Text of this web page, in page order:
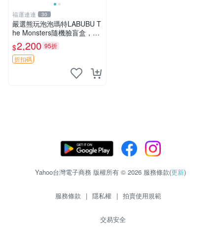
福運連連 30
嚴選熊玩泡泡瑪特LABUBU T
he Monsters隨機臉盲盒，萌
趣馬卡龍設計 芝麻豆豆 LAB
UBU LABUBU THE MONST
ERS 橙色豆
$2,200 95折
折扣碼
Yahoo台灣電子商務 版權所有 © 2026 服務條款(更新)
服務條款 | 隱私權 | 拍賣使用規範
交易安全